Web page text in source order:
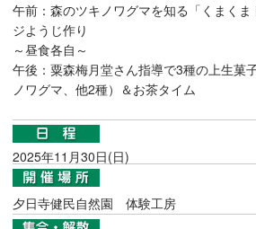
午前：森のツキノワグマを知る「くまく
ジようじ作り
～昼食各自～
午後： 粟森梅月堂さん指導で3種の上生菓
ノワグマ、他2種）＆お茶タイム
2025年11月30日(日)
夕日寺健民自然園 体験工房